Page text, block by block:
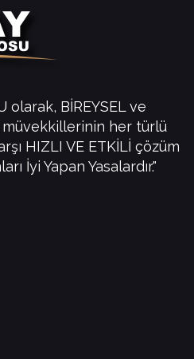
olarak, BİREYSEL ve
her türlü
HIZLI VE ETKİLİ çözüm
İyi Yapan Yasalardır."